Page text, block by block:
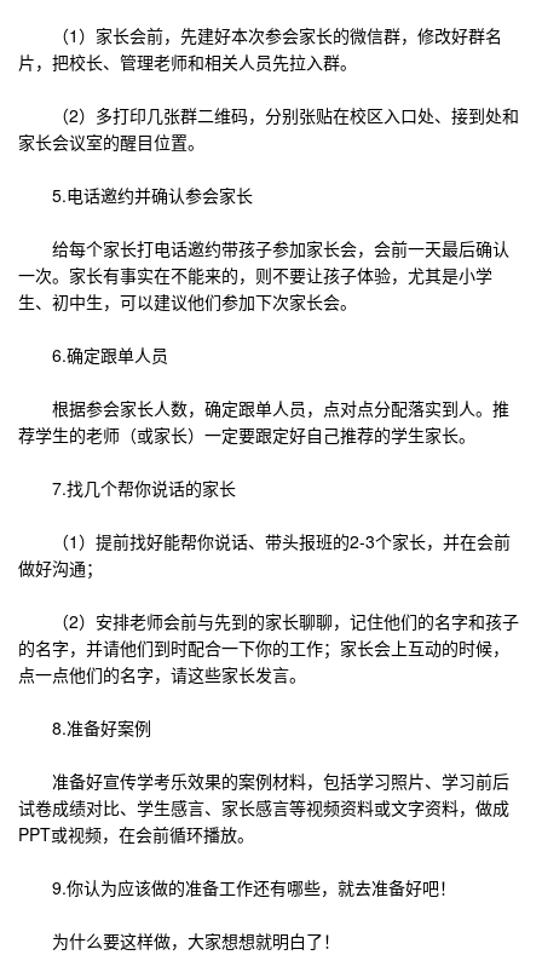
（1）家长会前，先建好本次参会家长的微信群，修改好群名
片，把校长、管理老师和相关人员先拉入群。
（2）多打印几张群二维码，分别张贴在校区入口处、接到处和
家长会议室的醒目位置。
5.电话邀约并确认参会家长
给每个家长打电话邀约带孩子参加家长会，会前一天最后确认
一次。家长有事实在不能来的，则不要让孩子体验，尤其是小学
生、初中生，可以建议他们参加下次家长会。
6.确定跟单人员
根据参会家长人数，确定跟单人员，点对点分配落实到人。推
荐学生的老师（或家长）一定要跟定好自己推荐的学生家长。
7.找几个帮你说话的家长
（1）提前找好能帮你说话、带头报班的2-3个家长，并在会前
做好沟通；
（2）安排老师会前与先到的家长聊聊，记住他们的名字和孩子
的名字，并请他们到时配合一下你的工作；家长会上互动的时候，
点一点他们的名字，请这些家长发言。
8.准备好案例
准备好宣传学考乐效果的案例材料，包括学习照片、学习前后
试卷成绩对比、学生感言、家长感言等视频资料或文字资料，做成
PPT或视频，在会前循环播放。
9.你认为应该做的准备工作还有哪些，就去准备好吧！
为什么要这样做，大家想想就明白了！